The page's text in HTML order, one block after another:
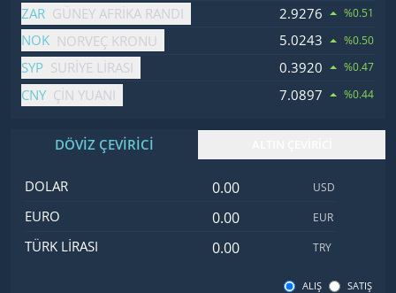
ZAR GÜNEY AFRIKA RANDI 2.9276 %0.51
NOK NORVEÇ KRONU 5.0243 %0.50
SYP SURIYE LIRASI 0.3920 %0.47
CNY ÇIN YUANI 7.0897 %0.44
DÖVİZ ÇEVİRİCİ
İsimDeğer
DOLAR Dolar değeri USD
EURO Euro değeri EUR
TÜRK LIRASI Türk Lirası değeri
TRY
ALIŞ SATIŞ